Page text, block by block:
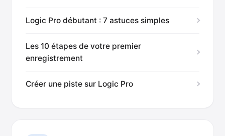
Logic Pro débutant : 7 astuces simples
Les 10 étapes de votre premier
enregistrement
Créer une piste sur Logic Pro